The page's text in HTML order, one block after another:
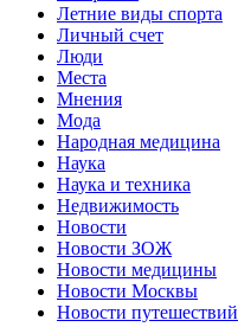
Летние виды спорта
Личный счет
Люди
Места
Мнения
Мода
Народная медицина
Наука
Наука и техника
Недвижимость
Новости
Новости ЗОЖ
Новости медицины
Новости Москвы
Новости путешествий